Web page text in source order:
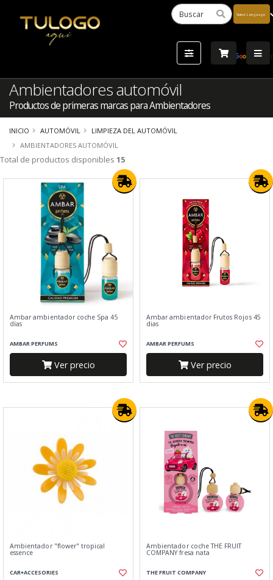
by
Ambientadores automóvil
Productos de primeras marcas para Ambientadores
INICIO AUTOMÓVIL
LIMPIEZA DEL AUTOMÓVIL
AMBIENTADORES AUTOMÓVIL
Total de productos disponibles 15
Ambar ambientador coche Spa 45
días
AMBAR PERFUMS
Ver precio
Ambar ambientador Frutos Rojos 45
dias
AMBAR PERFUMS
Ver precio
Ambientador "flower" tropical
essence
CAR+ACCESORIES
Ambientador coche THE FRUIT
COMPANY fresa nata
THE FRUIT COMPANY